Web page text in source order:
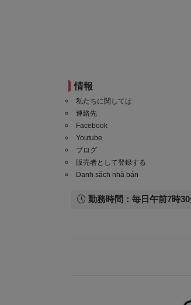
情報
私たちに関しては
連絡先
Facebook
Youtube
ブログ
販売者として登録する
Danh sách nhà bán
勤務時間：毎日午前7時